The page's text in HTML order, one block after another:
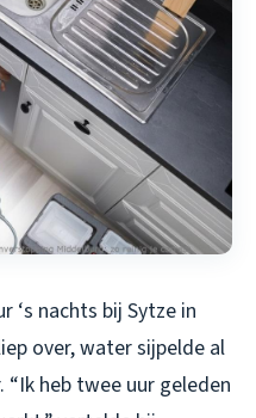
‘s nachts bij Sytze in
over, water sijpelde al
heb twee uur geleden